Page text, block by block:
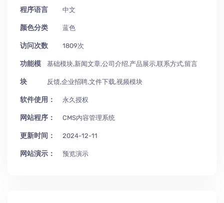
程序语言 中文
颜色分类 蓝色
访问次数 1809次
功能模
块
基础模块,新闻文章,公司介绍,产品展示,联系方式,留言
反馈,企业招聘,文件下载,视频模块
软件使用： 永久授权
网站程序： CMS内容管理系统
更新时间： 2024-12-11
网站演示： 预览演示